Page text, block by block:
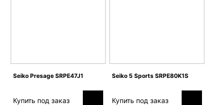
Seiko Presage SRPE47J1
Купить под заказ
Seiko 5 Sports SRPE80K1S
Купить под заказ